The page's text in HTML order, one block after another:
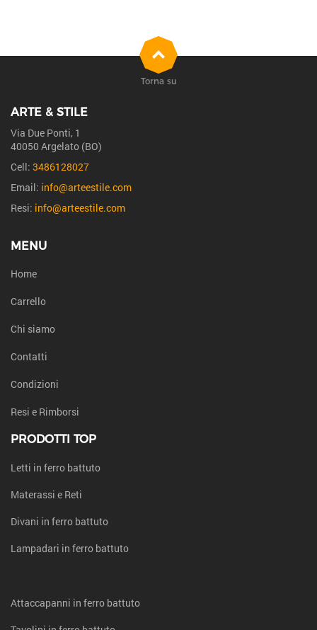
ARTE & STILE
Via Due Ponti, 1
40050 Argelato (BO)
Cell: 3486128027
Email: info@arteestile.com
Resi: info@arteestile.com
MENU
Home
Carrello
Chi siamo
Contatti
Condizioni
Resi e Rimborsi
PRODOTTI TOP
Letti in ferro battuto
Materassi e Reti
Divani in ferro battuto
Lampadari in ferro battuto
Attaccapanni in ferro battuto
Torna su